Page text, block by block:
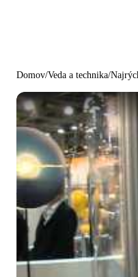
Domov/Veda a technika/